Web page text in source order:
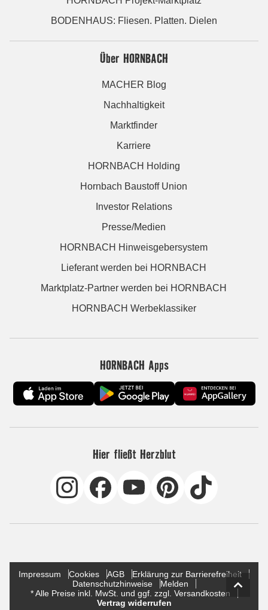
BODENHAUS: Fliesen. Platten. Dielen
Über HORNBACH
MACHER Blog
Nachhaltigkeit
Marktfinder
Karriere
HORNBACH Holding
Hornbach Baustoff Union
Investor Relations
Presse/Medien
HORNBACH Hinweisgebersystem
Lieferant werden bei HORNBACH
Marktplatz-Partner werden bei HORNBACH
HORNBACH Werbeklassiker
HORNBACH Apps
Hier fließt Herzblut
Impressum Cookies AGB
Erklärung zur Barrierefreiheit
Datenschutzhinweise
Melden
* Alle Preise inkl. MwSt. und ggf. zzgl. Versandkosten
Vertrag widerrufen